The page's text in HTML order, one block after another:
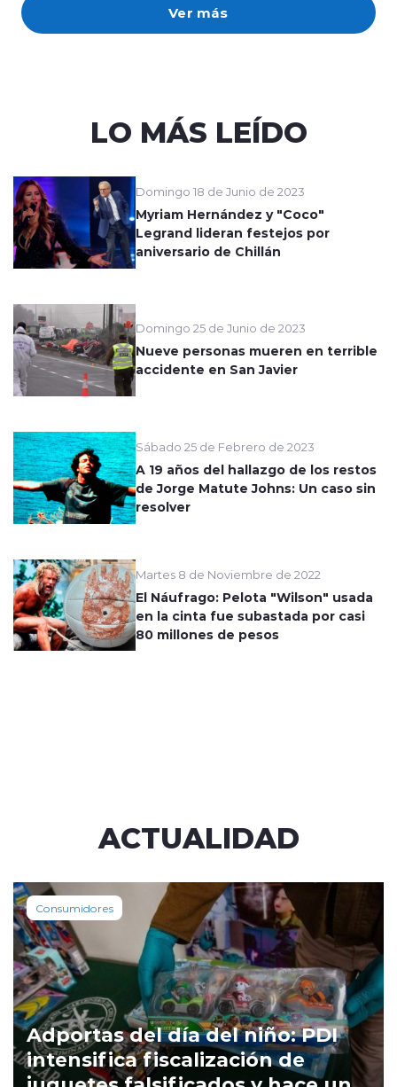
Ver más
LO MÁS LEÍDO
Domingo 18 de Junio de 2023
Myriam Hernández y "Coco"
Legrand lideran festejos por
aniversario de Chillán
Domingo 25 de Junio de 2023
Nueve personas mueren en terrible
accidente en San Javier
Sábado 25 de Febrero de 2023
A 19 años del hallazgo de los restos
de Jorge Matute Johns: Un caso sin
resolver
Martes 8 de Noviembre de 2022
El Náufrago: Pelota "Wilson" usada
en la cinta fue subastada por casi
80 millones de pesos
ACTUALIDAD
Consumidores
Adportas del día del niño: PDI
intensifica fiscalización de